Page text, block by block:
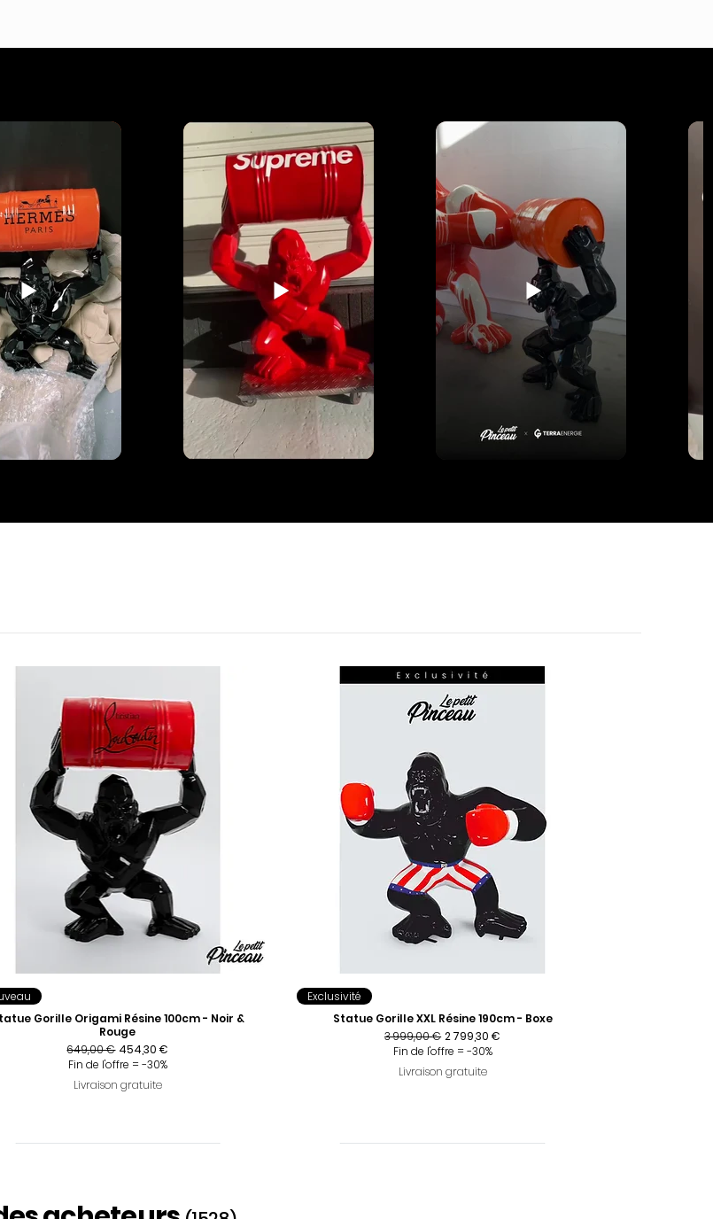
Gorille Origami Résine 100cm - Noir &
Rouge
Prix original
649,00 € Prix promotionnel
454,30 €
Fin de l'offre = -30%
Livraison gratuite
Exclusivité
Statue Gorille XXL Résine 190cm - Boxe
Prix original
3 999,00 € Prix promotionnel
2 799,30 €
Fin de l'offre = -30%
Livraison gratuite